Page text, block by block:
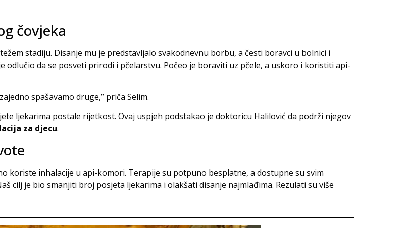
čovjeka
stadiju. Disanje mu je predstavljalo svakodnevnu borbu, a česti boravci u bolnici i
odlučio da se posveti prirodi i pčelarstvu. Počeo je boraviti uz pčele, a uskoro i koristiti api-
spašavamo druge,” priča Selim.
ljekarima postale rijetkost. Ovaj uspjeh podstakao je doktoricu Halilović da podrži njegov
za djecu.
koriste inhalacije u api-komori. Terapije su potpuno besplatne, a dostupne su svim
cilj je bio smanjiti broj posjeta ljekarima i olakšati disanje najmlađima. Rezulati su više